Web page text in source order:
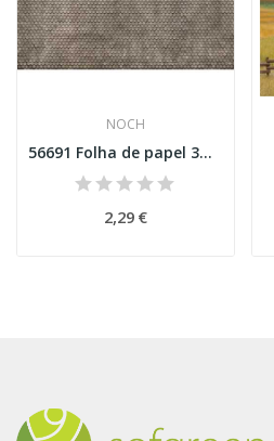
NOCH
56691 Folha de papel 3D telhado
2,29 €